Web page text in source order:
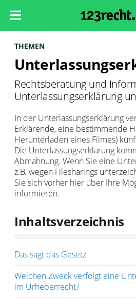
THEMEN
Rechtsberatung und
Unterlassungserklärung
In der Unterlassungserklärung
Erklärende, eine bestimmende
Herunterladen eines Filmes)
Die Unterlassungserklärung
Abmahnung. Wenn Sie eine
z.B. wegen Filesharings
Sie sich vorher hier über Ihre
informieren.
Inhaltsverzeichnis
Das sagt das Gesetz
Welchen Zweck verfolgt eine
im Urheberrecht?